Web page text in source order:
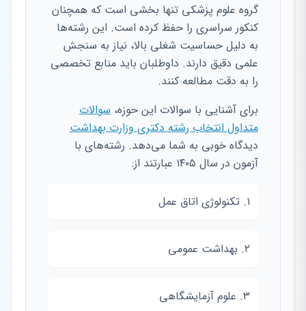
گروه علوم پزشکی تنها بخشی است که همچنان
کنکور سراسری را حفظ کرده است. این رشته‌ها
به دلیل حساسیت شغلی بالا، نیاز به سنجش
علمی دقیق دارند. داوطلبان باید منابع تخصصی
را به دقت مطالعه کنند.
برای آشنایی با سوالات این حوزه، سوالات
متداول انتخاب رشته دکتری وزارت بهداشت
دیدگاه خوبی به شما می‌دهد. رشته‌های با
آزمون در سال ۱۴۰۵ عبارتند از:
۱. تکنولوژی اتاق عمل
۲. بهداشت عمومی
۳. علوم آزمایشگاهی